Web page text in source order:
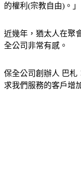
的權利(宗教自由)。」
近幾年，猶太人在聚
全公司非常有感。
保全公司創辦人 巴札
求我們服務的客戶增